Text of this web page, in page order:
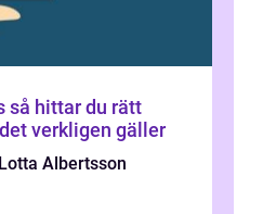
verkligen gäller
Lotta Albertsson